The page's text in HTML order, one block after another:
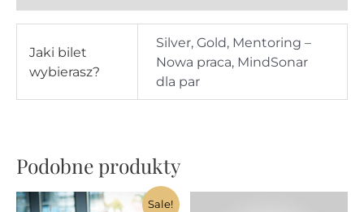
Jaki bilet
wybierasz?
Silver, Gold, Mentoring –
Nowa praca, MindSonar
dla par
Podobne produkty
Sale!